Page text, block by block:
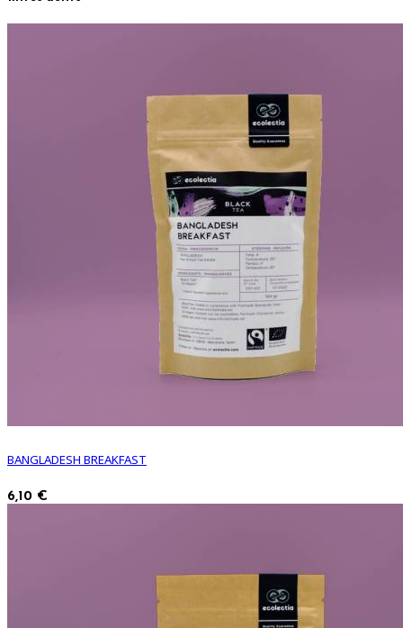
BANGLADESH BREAKFAST
6,10 €